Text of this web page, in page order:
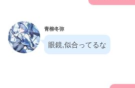
青柳冬弥
眼鏡,似合ってるな